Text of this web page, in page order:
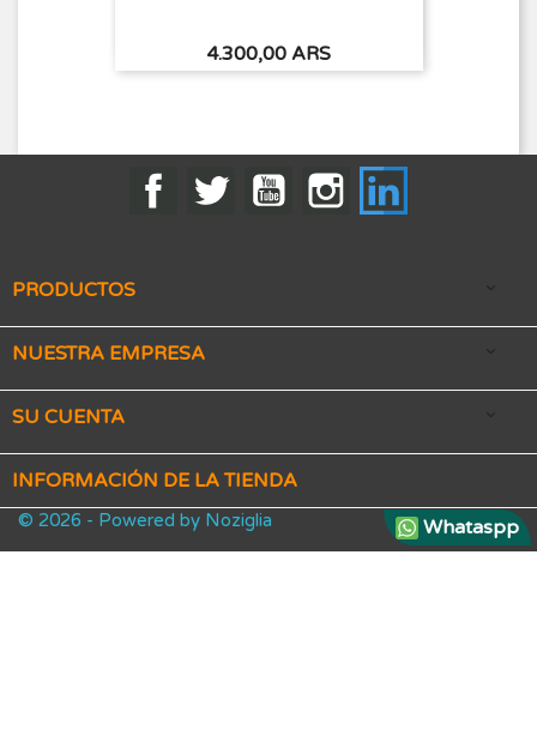
Precio
4.300,00 ARS
FacebookTwitter YouTubeInstagram
PRODUCTOS 
NUESTRA EMPRESA 
SU CUENTA 
INFORMACIÓN DE LA TIENDA
Whataspp
© 2026 - Powered by Noziglia